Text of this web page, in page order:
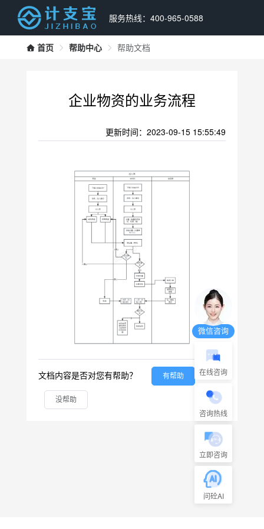
服务热线：400-965-0588
首页 帮助中心 帮助文档
企业物资的业务流程
更新时间：2023-09-15 15:55:49
文档内容是否对您有帮助？ 有帮助
没帮助
微信咨询
在线咨询
咨询热线
立即咨询
问砼AI